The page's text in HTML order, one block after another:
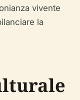
vivente
la